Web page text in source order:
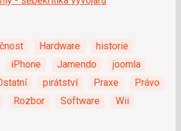
Hardware
historie
iPhone Jamendo
joomla
pirátství Praxe
Právo
Rozbor Software
Wii